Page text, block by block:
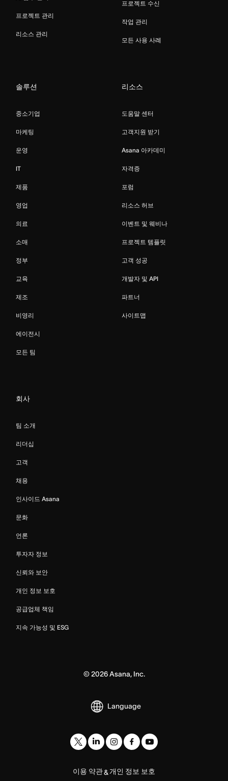
프로젝트 관리
리소스 관리
프로젝트 수신
작업 관리
모든 사용 사례
솔루션
중소기업
마케팅
운영
IT
제품
영업
의료
소매
정부
교육
제조
비영리
에이전시
모든 팀
리소스
도움말 센터
고객지원 받기
Asana 아카데미
자격증
포럼
리소스 허브
이벤트 및 웨비나
프로젝트 템플릿
고객 성공
개발자 및 API
파트너
사이트맵
회사
팀 소개
리더십
고객
채용
인사이드 Asana
문화
언론
투자자 정보
신뢰와 보안
개인 정보 보호
공급업체 책임
지속 가능성 및 ESG
©2026Asana, Inc.
Language
이용 약관&개인 정보 보호